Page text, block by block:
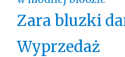
Zara bluzki
Wyprzedaż